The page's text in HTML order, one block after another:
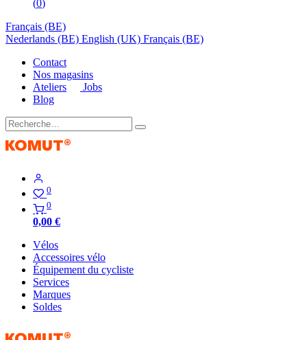
(0)
Français (BE)
Nederlands (BE) English (UK) Français (BE)
Contact
Nos magasins
Ateliers
Jobs
Blog
0
0
0,00 €
Vélos
Accessoires vélo
Équipement du cycliste
Services
Marques
Soldes